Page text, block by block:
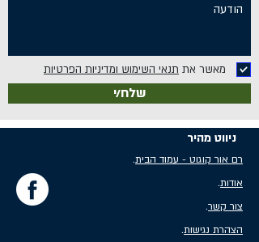
מאשר את תנאי השימוש ומדיניות הפרטיות
שלח/י
ניווט מהיר
רם אור קוגוט - עמוד הבית.
אודות.
צור קשר.
הצהרת נגישות.